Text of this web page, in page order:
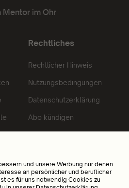
Mentor im Ohr
Rechtliches
Rechtlicher Hinweis
Nutzungsbedingungen
Datenschutzerklärung
Abo kündigen
und unsere Werbung nur denen
an persönlicher und beruflicher
es für uns notwendig Cookies zu